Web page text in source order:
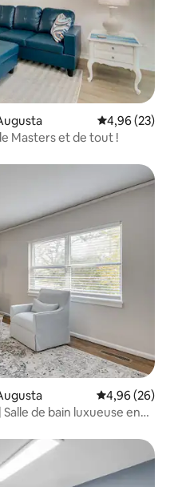
Évaluation
4,96 (23)
Masters et de tout !
Évaluation
4,96 (26)
de bain luxueuse en